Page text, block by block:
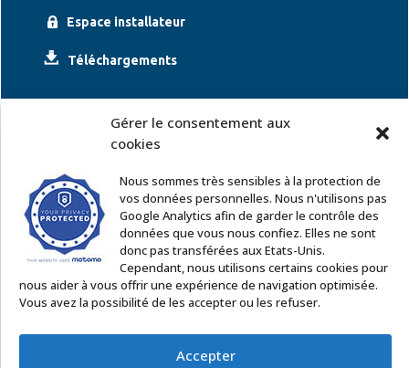
Gérer le consentement aux
cookies
Nous sommes très sensibles à la protection de
vos données personnelles. Nous n'utilisons pas
Google Analytics afin de garder le contrôle des
données que vous nous confiez. Elles ne sont
donc pas transférées aux Etats-Unis.
Cependant, nous utilisons certains cookies pour
nous aider à vous offrir une expérience de navigation optimisée.
Vous avez la possibilité de les accepter ou les refuser.
Accepter
Espace installateur
Téléchargements
ACCOR SOLUTIONS
2 rue Léonard de Vinci – 91220 Le Plessis Pâté
Tél. : 01 60 85 64 62
Email:commercial@accor-solutions.com